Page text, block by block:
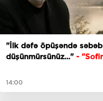
"İlk dəfə öpüşəndə
düşünmürsünüz..." -
14:00